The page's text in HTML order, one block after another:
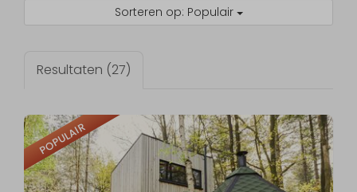
Sorteren op: Populair
Resultaten (27)
POPULAIR